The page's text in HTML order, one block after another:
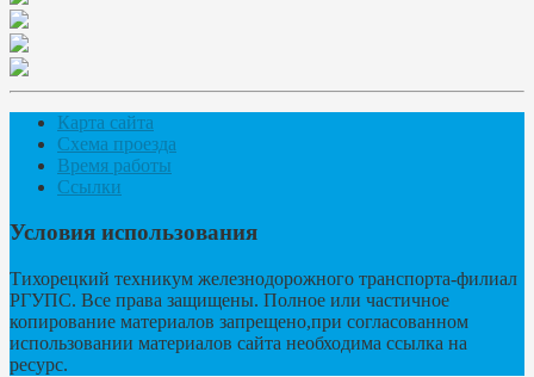
Карта сайта
Схема проезда
Время работы
Ссылки
Условия использования
Тихорецкий техникум железнодорожного транспорта-филиал
РГУПС. Все права защищены. Полное или частичное
копирование материалов запрещено,при согласованном
использовании материалов сайта необходима ссылка на
ресурс.